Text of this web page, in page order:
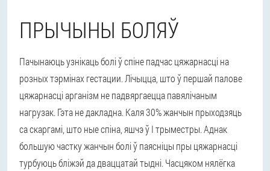
ПРЫЧЫНЫ БОЛЯЎ
Пачынаюць узнікаць болі ў спіне падчас цяжарнасці на
розных тэрмінах гестации. Лічыцца, што ў першай палове
цяжарнасці арганізм не падвяргаецца павялічаным
нагрузак. Гэта не дакладна. Каля 30% жанчын прыходзяць
са скаргамі, што ные спіна, яшчэ ў I трыместры. Аднак
большую частку жанчын болі ў паясніцы пры цяжарнасці
турбуюць бліжэй да дваццатай тыдні. Часцяком нялёгка